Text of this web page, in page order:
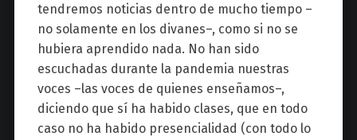
tendremos noticias dentro de mucho tiempo –
no solamente en los divanes–, como si no se
hubiera aprendido nada. No han sido
escuchadas durante la pandemia nuestras
voces –las voces de quienes enseñamos–,
diciendo que sí ha habido clases, que en todo
caso no ha habido presencialidad (con todo lo